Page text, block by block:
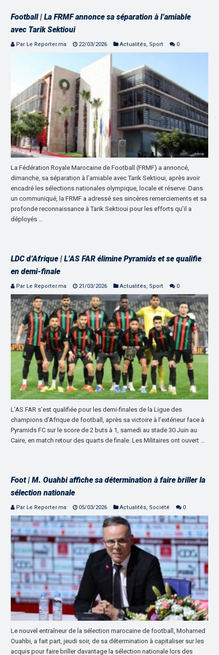
Football | La FRMF annonce sa séparation à l’amiable
avec Tarik Sektioui
Par Le Reporter.ma 22/03/2026 Actualités, Sport 0
La Fédération Royale Marocaine de Football (FRMF) a annoncé,
dimanche, sa séparation à l’amiable avec Tarik Sektioui, après avoir
encadré les sélections nationales olympique, locale et réserve. Dans
un communiqué, la FRMF a adressé ses sincères remerciements et sa
profonde reconnaissance à Tarik Sektioui pour les efforts qu’il a
déployés …
LDC d’Afrique | L’AS FAR élimine Pyramids et se qualifie
en demi-finale
Par Le Reporter.ma 21/03/2026 Actualités, Sport 0
L’AS FAR s’est qualifiée pour les demi-finales de la Ligue des
champions d’Afrique de football, après sa victoire à l’extérieur face à
Pyramids FC sur le score de 2 buts à 1, samedi au stade 30 Juin au
Caire, en match retour des quarts de finale. Les Militaires ont ouvert …
Foot | M. Ouahbi affiche sa détermination à faire briller la
sélection nationale
Par Le Reporter.ma 05/03/2026 Actualités, Société 0
Le nouvel entraîneur de la sélection marocaine de football, Mohamed
Ouahbi, a fait part, jeudi soir, de sa détermination à capitaliser sur les
acquis pour faire briller davantage la sélection nationale lors des